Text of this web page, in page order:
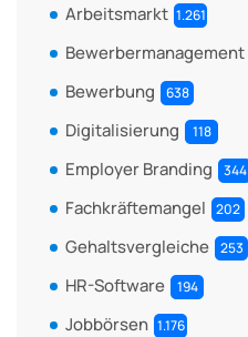
Arbeitsmarkt 1.261
Bewerbermanagement
Bewerbung 638
Digitalisierung 118
Employer Branding 344
Fachkräftemangel 202
Gehaltsvergleiche 253
HR-Software 194
Jobbörsen 1.176